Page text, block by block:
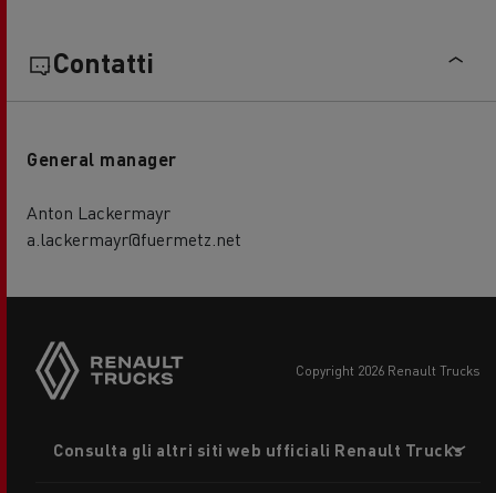
Contatti
General manager
Anton Lackermayr
a.lackermayr@fuermetz.net
copyright 2026 Renault Trucks
menu
Consulta gli altri siti web ufficiali Renault Trucks